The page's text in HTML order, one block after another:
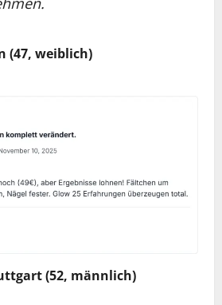
(47, weiblich)
(52, männlich)